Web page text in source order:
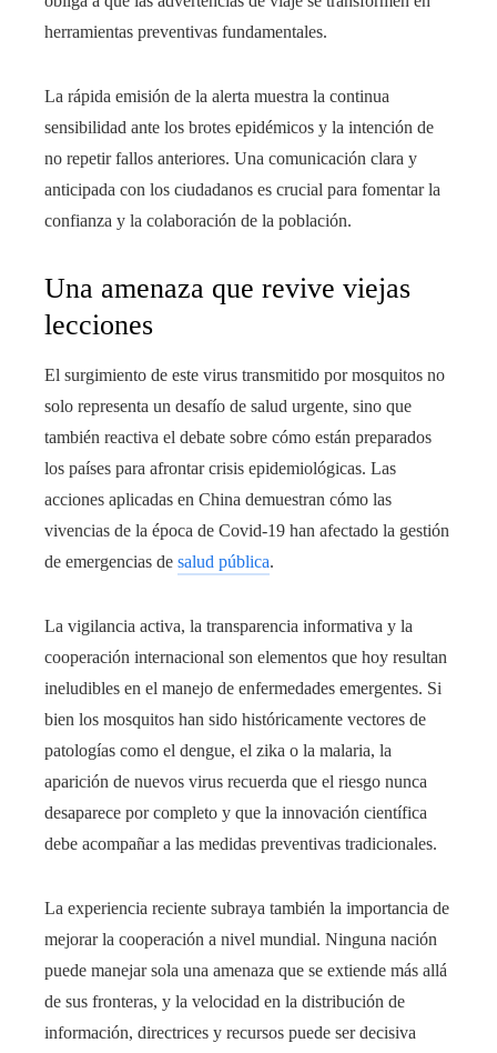
herramientas preventivas fundamentales.
La rápida emisión de la alerta muestra la continua
sensibilidad ante los brotes epidémicos y la intención de
no repetir fallos anteriores. Una comunicación clara y
anticipada con los ciudadanos es crucial para fomentar la
confianza y la colaboración de la población.
Una amenaza que revive viejas
lecciones
El surgimiento de este virus transmitido por mosquitos no
solo representa un desafío de salud urgente, sino que
también reactiva el debate sobre cómo están preparados
los países para afrontar crisis epidemiológicas. Las
acciones aplicadas en China demuestran cómo las
vivencias de la época de Covid-19 han afectado la gestión
de emergencias de salud pública.
La vigilancia activa, la transparencia informativa y la
cooperación internacional son elementos que hoy resultan
ineludibles en el manejo de enfermedades emergentes. Si
bien los mosquitos han sido históricamente vectores de
patologías como el dengue, el zika o la malaria, la
aparición de nuevos virus recuerda que el riesgo nunca
desaparece por completo y que la innovación científica
debe acompañar a las medidas preventivas tradicionales.
La experiencia reciente subraya también la importancia de
mejorar la cooperación a nivel mundial. Ninguna nación
puede manejar sola una amenaza que se extiende más allá
de sus fronteras, y la velocidad en la distribución de
información, directrices y recursos puede ser decisiva